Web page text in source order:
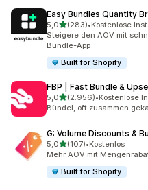
Easy Bundles Quantity
5,0von 5 Sternen
(283)
283 Rezensionen
•Kostenlose
Steigere den AOV mit
Bundle-App
Built for Shopify
FBP | Fast Bundle &
5,0von 5 Sternen
(2.956)
2956 Rezensionen
•Kostenlose
Bündel, oft zusammen
G: Volume Discounts &
5,0von 5 Sternen
(107)
107 Rezensionen insgesamt
•Kostenlos
Mehr AOV mit
Built for Shopify